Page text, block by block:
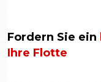
Fordern Sie ein
Ihre Flotte